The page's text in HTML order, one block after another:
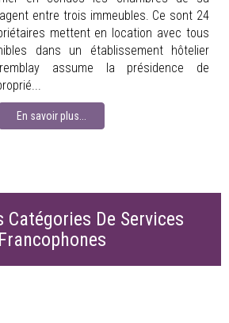
entre trois immeubles. Ce sont 24
mettent en location avec tous
dans un établissement hôtelier
assume la présidence de
En savoir plus...
Catégories De Services
Francophones